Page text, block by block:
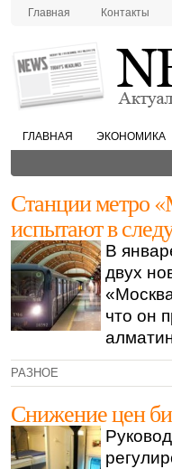
Главная Контакты
ГЛАВНАЯ ЭКОНОМИКА
Станции метро
испытают в
В
двух
что он
РАЗНОЕ
Снижение цен